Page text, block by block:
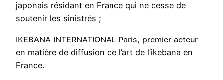
japonais résidant en France qui ne cesse de
soutenir les sinistrés ;
IKEBANA INTERNATIONAL Paris, premier acteur
en matière de diffusion de l’art de l’ikebana en
France.